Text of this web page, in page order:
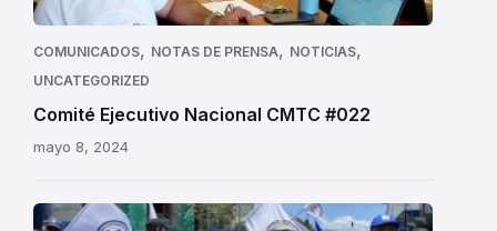
COMUNICADOS, NOTAS DE PRENSA, NOTICIAS,
UNCATEGORIZED
Comité Ejecutivo Nacional CMTC #022
mayo 8, 2024
CMTC